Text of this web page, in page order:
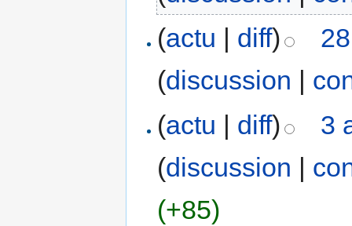
(actu | diff)
(discussion |
(actu | diff)
3
(discussion |
(+85)